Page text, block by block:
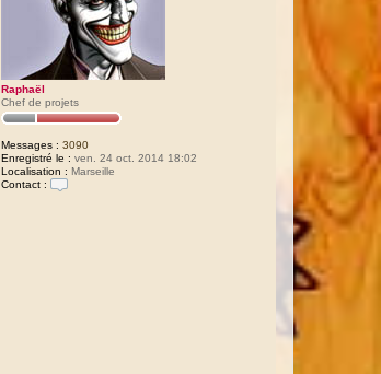
Raphaël
Chef de projets
Messages : 3090
Enregistré le : ven. 24 oct. 2014 18:02
Localisation : Marseille
Contact :